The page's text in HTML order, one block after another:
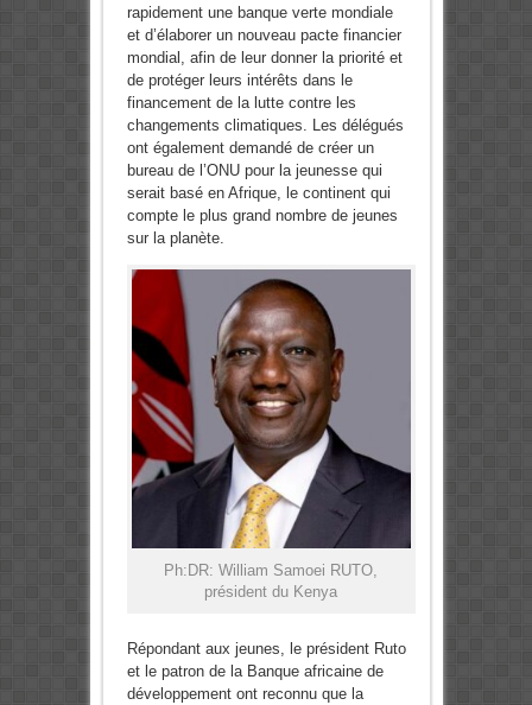
rapidement une banque verte mondiale
et d’élaborer un nouveau pacte financier
mondial, afin de leur donner la priorité et
de protéger leurs intérêts dans le
financement de la lutte contre les
changements climatiques. Les délégués
ont également demandé de créer un
bureau de l’ONU pour la jeunesse qui
serait basé en Afrique, le continent qui
compte le plus grand nombre de jeunes
sur la planète.
Ph:DR: William Samoei RUTO,
président du Kenya
Répondant aux jeunes, le président Ruto
et le patron de la Banque africaine de
développement ont reconnu que la